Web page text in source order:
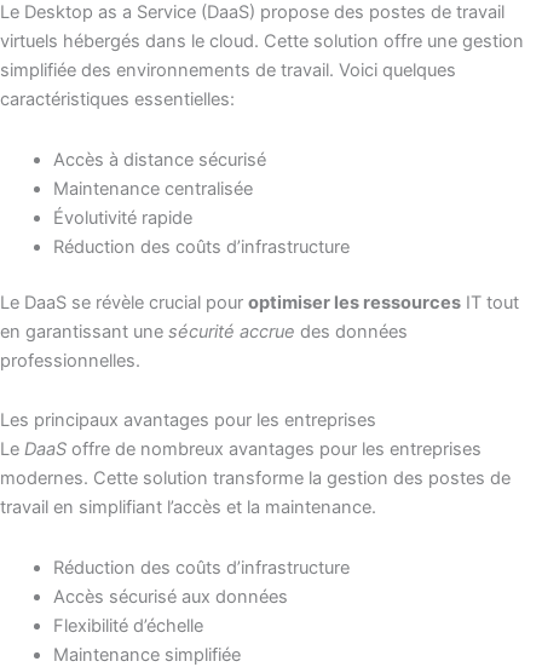
Le Desktop as a Service (DaaS) propose des postes de travail
virtuels hébergés dans le cloud. Cette solution offre une gestion
simplifiée des environnements de travail. Voici quelques
caractéristiques essentielles:
Accès à distance sécurisé
Maintenance centralisée
Évolutivité rapide
Réduction des coûts d’infrastructure
Le DaaS se révèle crucial pour optimiser les ressources IT tout
en garantissant une sécurité accrue des données
professionnelles.
Les principaux avantages pour les entreprises
Le DaaS offre de nombreux avantages pour les entreprises
modernes. Cette solution transforme la gestion des postes de
travail en simplifiant l’accès et la maintenance.
Réduction des coûts d’infrastructure
Accès sécurisé aux données
Flexibilité d’échelle
Maintenance simplifiée